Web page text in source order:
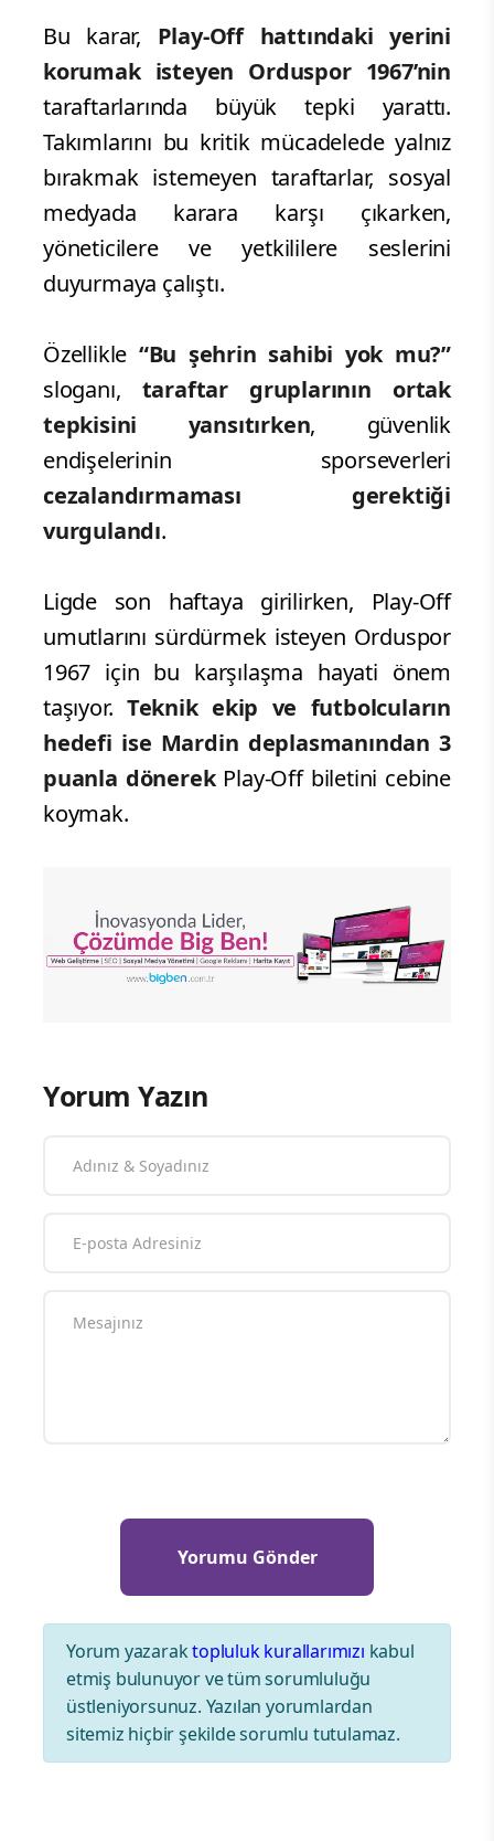
Bu karar, Play-Off hattındaki yerini
korumak isteyen Orduspor 1967’nin
taraftarlarında büyük tepki yarattı.
Takımlarını bu kritik mücadelede yalnız
bırakmak istemeyen taraftarlar, sosyal
medyada karara karşı çıkarken,
yöneticilere ve yetkililere seslerini
duyurmaya çalıştı.
Özellikle “Bu şehrin sahibi yok mu?”
sloganı, taraftar gruplarının ortak
tepkisini yansıtırken, güvenlik
endişelerinin sporseverleri
cezalandırmaması gerektiği
vurgulandı.
Ligde son haftaya girilirken, Play-Off
umutlarını sürdürmek isteyen Orduspor
1967 için bu karşılaşma hayati önem
taşıyor. Teknik ekip ve futbolcuların
hedefi ise Mardin deplasmanından 3
puanla dönerekPlay-Off biletini cebine
koymak.
Yorum Yazın
Yorum yazaraktopluluk kurallarımızı kabul
etmiş bulunuyor ve tüm sorumluluğu
üstleniyorsunuz. Yazılan yorumlardan
sitemiz hiçbir şekilde sorumlu tutulamaz.